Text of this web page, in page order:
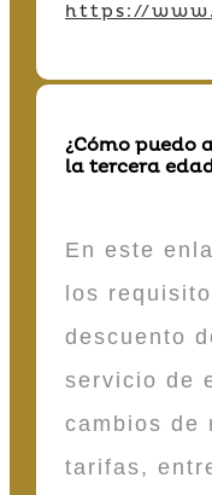
https://
¿Cómo puedo
la tercera
En este
los
descuento
servicio de
cambios de
tarifas,